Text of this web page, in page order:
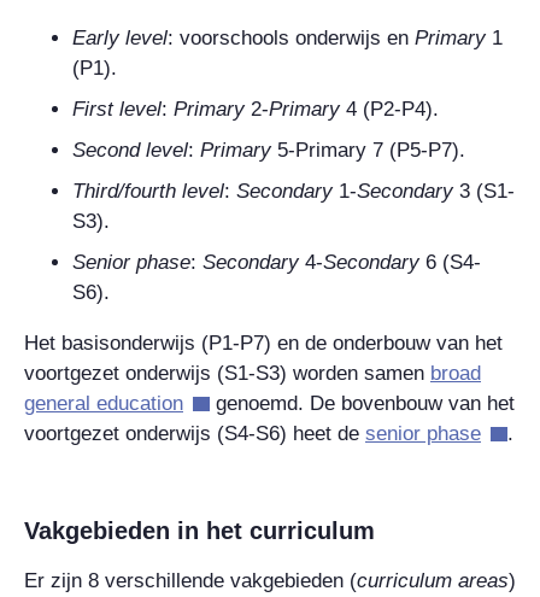
Early level: voorschools onderwijs en Primary 1
(P1).
First level: Primary2-Primary4 (P2-P4).
Second level: Primary 5-Primary 7 (P5-P7).
Third/fourth level: Secondary1-Secondary3 (S1-
S3).
Senior phase: Secondary4-Secondary6 (S4-
S6).
Het basisonderwijs (P1-P7) en de onderbouw van het
voortgezet onderwijs (S1-S3) worden samen broad
general education
genoemd. De bovenbouw van het
voortgezet onderwijs (S4-S6) heet de senior phase .
Vakgebieden in het curriculum
Er zijn 8 verschillende vakgebieden (curriculum areas)